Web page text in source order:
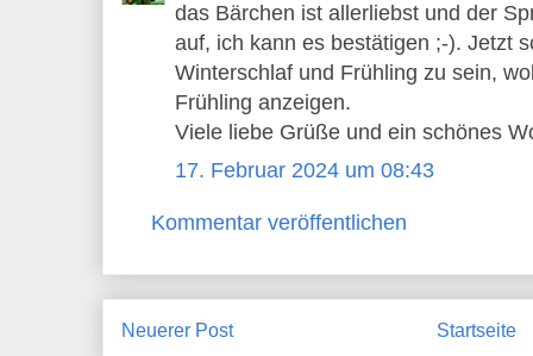
das Bärchen ist allerliebst und der
auf, ich kann es bestätigen ;-). Jetzt
Winterschlaf und Frühling zu sein,
Frühling anzeigen.
Viele liebe Grüße und ein schönes
17. Februar 2024 um 08:43
Kommentar veröffentlichen
Neuerer Post Startseite